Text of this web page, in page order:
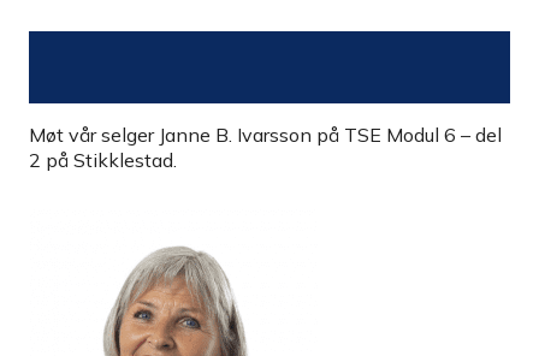
Møt vår selger Janne B. Ivarsson på TSE Modul 6 – del
2 på Stikklestad.